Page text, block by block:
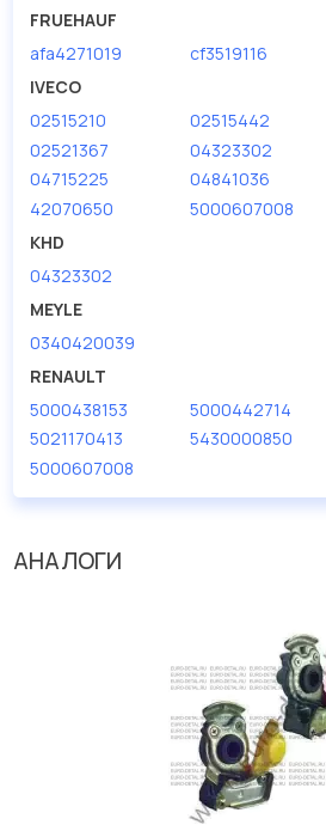
FRUEHAUF
afa4271019
cf3519116
IVECO
02515210
02515442
02521367
04323302
04715225
04841036
42070650
5000607008
KHD
04323302
MEYLE
0340420039
RENAULT
5000438153
5000442714
5021170413
5430000850
5000607008
АНАЛОГИ